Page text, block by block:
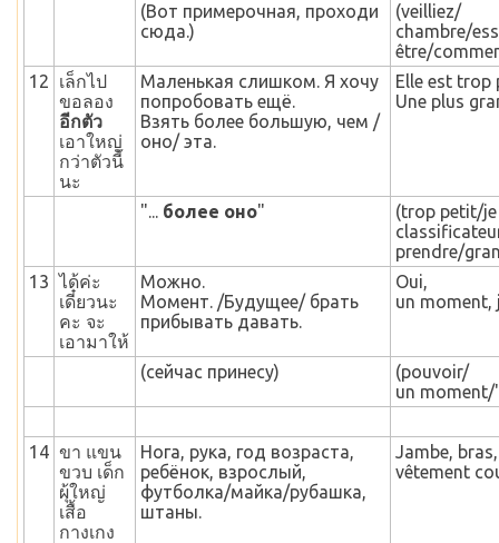
(Вот примерочная, проходи
сюда.)
(veilliez/
chambre/
être/
12
เล็กไป
ขอลอง
อีกตัว
เอาใหญ่
กว่าตัวนี้
นะ
Маленькая слишком. Я хочу
попробовать ещё.
Взять более большую, чем /
оно/ эта.
Elle est trop
Une plus
"... более оно"
(trop petit/
prendre/
13 ได้ค่ะ
เดี๋ยวนะ
คะ จะ
เอามาให้
Можно.
Момент. /Будущее/ брать
прибывать давать.
Oui,
un moment,
(сейчас принесу)
(pouvoir/
un
14 ขา แขน
ขวบ เด็ก
ผุ้ใหญ่
เสื้อ
กางเกง
Нога, рука, год возраста,
ребёнок, взрослый,
футболка/майка/рубашка,
штаны.
Jambe,
vêtement